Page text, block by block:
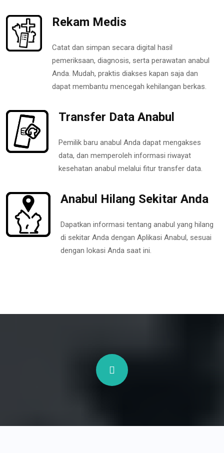
Rekam Medis
Catat dan simpan secara digital hasil
pemeriksaan, diagnosis, serta perawatan anabul
Anda. Mudah, praktis diakses kapan saja dan
dapat membantu mencegah kehilangan berkas.
Transfer Data Anabul
Pemilik baru anabul Anda dapat mengakses
data, dan memperoleh informasi riwayat
kesehatan anabul melalui fitur transfer data.
Anabul Hilang Sekitar Anda
Dapatkan informasi tentang anabul yang hilang
di sekitar Anda dengan Aplikasi Anabul, sesuai
dengan lokasi Anda saat ini.